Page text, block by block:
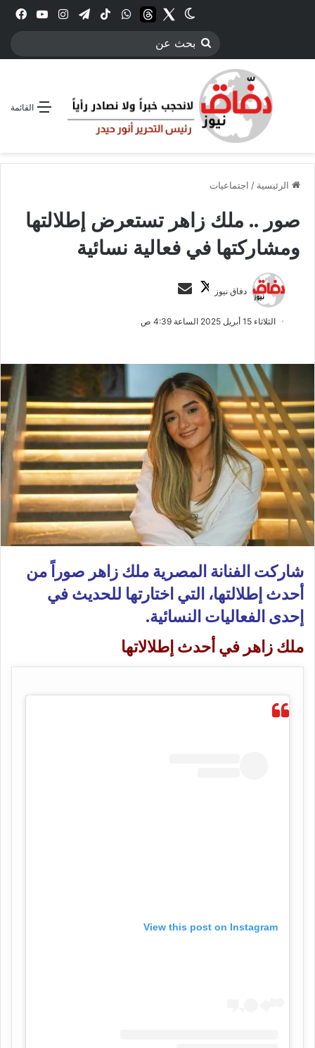
انستقرامتيلقرام‫TikTokواتسابthreadsTwitter
الوضع المظلم
بحث
القائمة
الرئيسية / اجتماعيات
صور .. ملك زاهر تستعرض إطلالتها
ومشاركتها في فعالية نسائية
دفاق نيوز
ت
ب
ل
ى
X
س
ر
ي
د
ا
إ
ل
ك
ت
ر
و
ا
الثلاثاء 15 أبريل 2025 الساعة 4:39 ص
شاركت الفنانة المصرية ملك زاهر صوراً من
أحدث إطلالتها، التي اختارتها للحديث في
إحدى الفعاليات النسائية.
ملك زاهر في أحدث إطلالاتها
View this post on Instagram